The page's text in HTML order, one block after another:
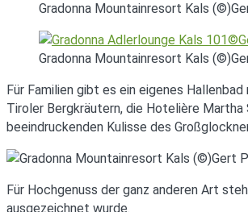
Gradonna Mountainresort Kals
Gradonna Mountainresort Kals
Für Familien gibt es ein eigenes
Tiroler Bergkräutern, die Hotelière
beeindruckenden Kulisse des
Für Hochgenuss der ganz anderen Art
ausgezeichnet wurde.